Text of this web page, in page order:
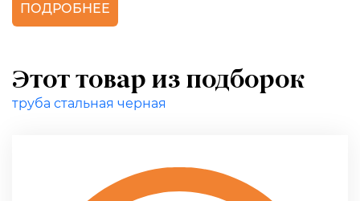
ПОДРОБНЕЕ
Этот товар из подборок
труба стальная черная